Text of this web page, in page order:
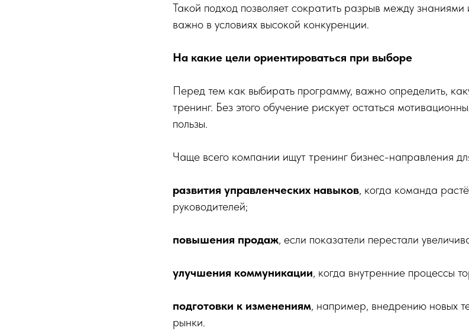
Такой подход позволяет сократить разрыв между знаниями
важно в условиях высокой конкуренции.
На какие цели ориентироваться при выборе
Перед тем как выбирать программу, важно определить,
тренинг. Без этого обучение рискует остаться
пользы.
Чаще всего компании ищут тренинг бизнес-направления
развития управленческих навыков, когда команда
руководителей;
повышения продаж, если показатели перестали
улучшения коммуникации, когда внутренние процессы
подготовки к изменениям, например, внедрению новых
рынки.